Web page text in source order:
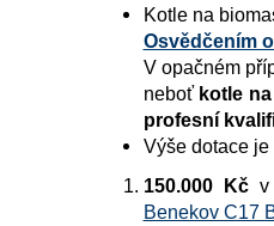
Kotle na
Osvědčením
V opačném
neboť kotle
profesní
Výše dotace je
150.000 Kč v
Benekov C17